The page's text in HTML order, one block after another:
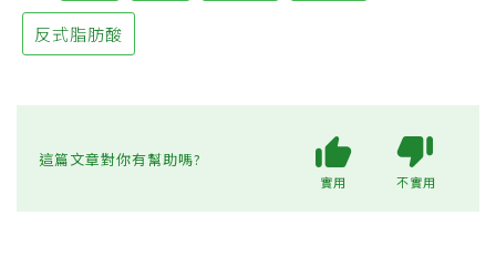
反式脂肪酸
這篇文章對你有幫助嗎?
實用 不實用